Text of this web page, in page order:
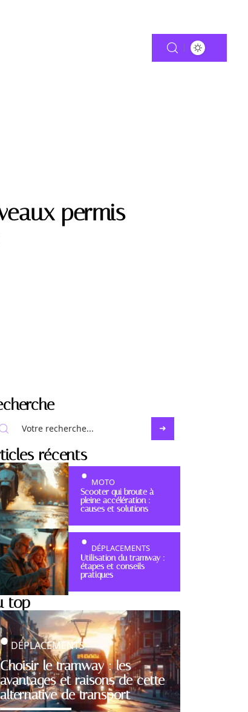
permis
récents
MOTO
Scooter qui broute à
pleine accélération :
causes et solutions
DÉPLACEMENTS
Utilisation du tramway :
étapes et conseils
pratiques
top
Choisir le tramway : les
avantages et raisons de cette
alternative de transport
DÉPLACEMENTS